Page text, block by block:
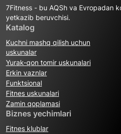
7Fitness - bu AQSh va Evropadan
yetkazib beruvchisi.
Katalog
Kuchni mashq qilish uchun
uskunalar
Yurak-qon tomir uskunalari
Erkin vaznlar
Funktsional
Fitnes uskunalari
Zamin qoplamasi
Biznes yechimlari
Fitnes klublar